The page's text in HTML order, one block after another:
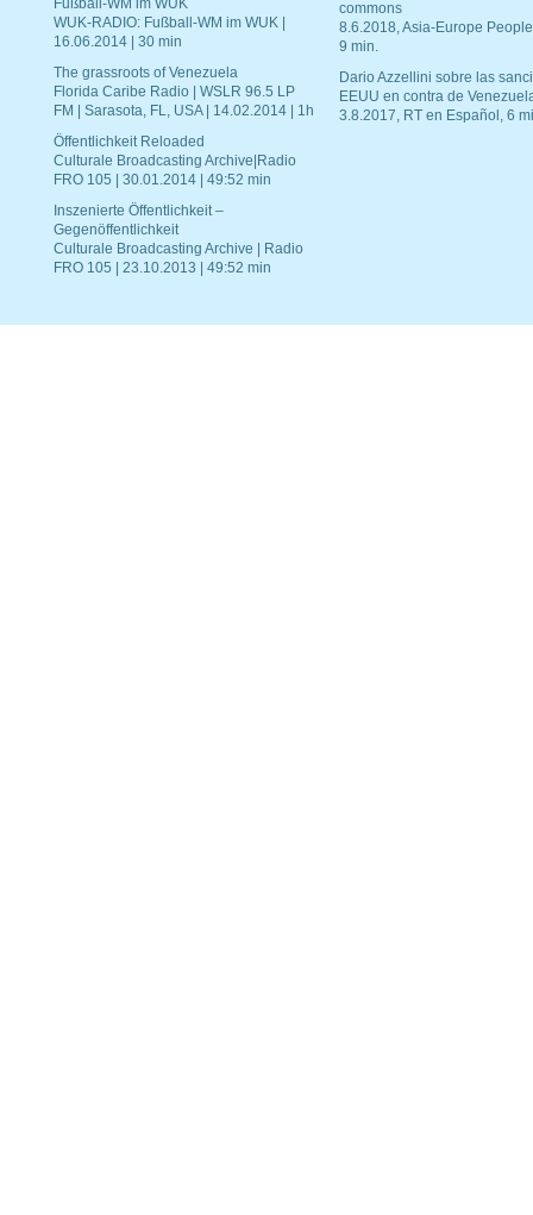
Fußball-WM im WUK
WUK-RADIO: Fußball-WM im WUK |
16.06.2014 | 30 min
The grassroots of Venezuela
Florida Caribe Radio | WSLR 96.5 LP
FM | Sarasota, FL, USA | 14.02.2014 | 1h
Öffentlichkeit Reloaded
Culturale Broadcasting Archive|Radio
FRO 105 | 30.01.2014 | 49:52 min
Inszenierte Öffentlichkeit –
Gegenöffentlichkeit
Culturale Broadcasting Archive | Radio
FRO 105 | 23.10.2013 | 49:52 min
commons
8.6.2018, Asia-Europe
9 min.
Dario Azzellini sobre las
EEUU en contra de
3.8.2017, RT en Español, 6